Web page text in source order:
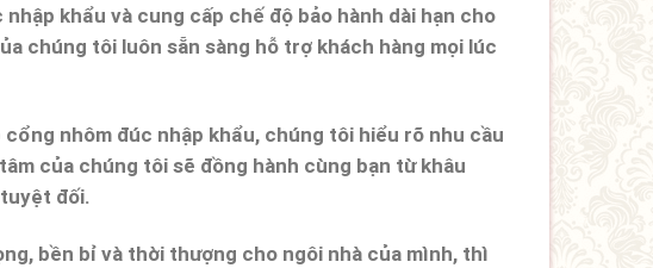
khẩu và cung cấp chế độ bảo hành dài hạn cho
chúng tôi luôn sẵn sàng hỗ trợ khách hàng mọi lúc
nhôm đúc nhập khẩu, chúng tôi hiểu rõ nhu cầu
của chúng tôi sẽ đồng hành cùng bạn từ khâu
đối.
bền bỉ và thời thượng cho ngôi nhà của mình, thì